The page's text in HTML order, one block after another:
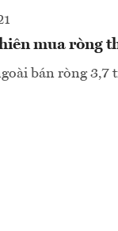
mua ròng
bán ròng 3,7